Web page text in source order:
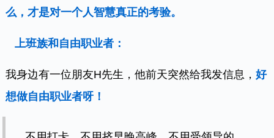
么，才是对一个人智慧真正的考验。
上班族和自由职业者：
我身边有一位朋友H先生，他前天突然给我发信息，好
想做自由职业者呀！